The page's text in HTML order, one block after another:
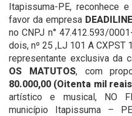
Itapissuma-PE, reconhece
favor da empresa
no CNPJ n° 47.412.593/
dois, nº 25 ,LJ 101 A CXPST
representante exclusiva da
OS MATUTOS, com
80.000,00 (Oitenta mil
artístico e musical, NO
município Itapissuma –